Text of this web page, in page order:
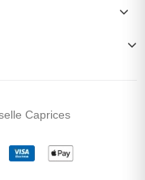
Caprices